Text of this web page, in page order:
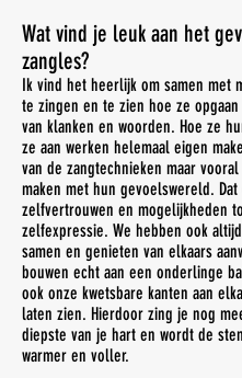
Wat vind je leuk aan het
zangles?
Ik vind het heerlijk om samen met
te zingen en te zien hoe ze
van klanken en woorden. Hoe ze
ze aan werken helemaal eigen
van de zangtechnieken maar
maken met hun gevoelswereld.
zelfvertrouwen en mogelijkheden
zelfexpressie. We hebben ook
samen en genieten van elkaars
bouwen echt aan een onderlinge
ook onze kwetsbare kanten aan
laten zien. Hierdoor zing je nog
diepste van je hart en wordt de
warmer en voller.